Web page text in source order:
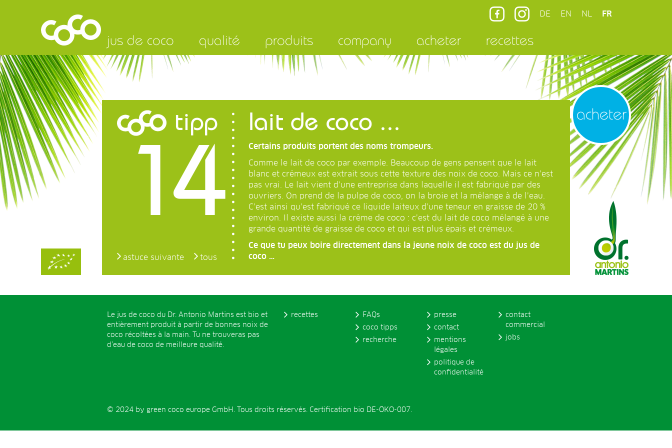
DE EN NL FR
jus de coco qualité produits company acheter recettes
acheter
tipp
14 lait de coco ...
Certains produits portent des noms trompeurs.
Comme le lait de coco par exemple. Beaucoup de gens pensent que le lait
blanc et crémeux est extrait sous cette texture des noix de coco. Mais ce n’est
pas vrai. Le lait vient d’une entreprise dans laquelle il est fabriqué par des
ouvriers. On prend de la pulpe de coco, on la broie et la mélange à de l’eau.
C’est ainsi qu’est fabriqué ce liquide laiteux d’une teneur en graisse de 20 %
environ. Il existe aussi la crème de coco : c’est du lait de coco mélangé à une
grande quantité de graisse de coco et qui est plus épais et crémeux.
Ce que tu peux boire directement dans la jeune noix de coco est du jus de
coco …
astuce suivante tous
Le jus de coco du Dr. Antonio Martins est bio et
entièrement produit à partir de bonnes noix de
coco récoltées à la main. Tu ne trouveras pas
d’eau de coco de meilleure qualité.
recettes
FAQs
coco tipps
recherche
presse
contact
mentions
légales
politique de
confidentialité
contact
commercial
jobs
© 2024 by green coco europe GmbH. Tous droits réservés. Certification bio DE-ÖKO-007.